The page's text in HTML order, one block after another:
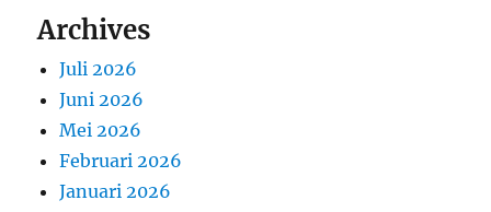
Archives
Juli 2026
Juni 2026
Mei 2026
Februari 2026
Januari 2026